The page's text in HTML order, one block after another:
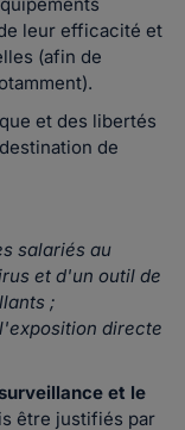
leur efficacité et
(afin de
et des libertés
de
salariés au
et d'un outil de
;
directe
surveillance et le
être justifiés par